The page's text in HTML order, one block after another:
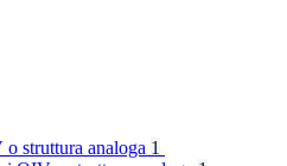
struttura analoga 1